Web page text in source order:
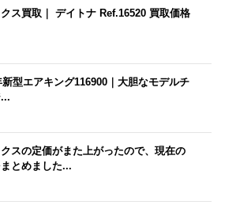
ス買取｜ デイトナ Ref.16520 買取価格
新型エアキング116900｜大胆なモデルチ
スの定価がまた上がったので、現在の
とめました...